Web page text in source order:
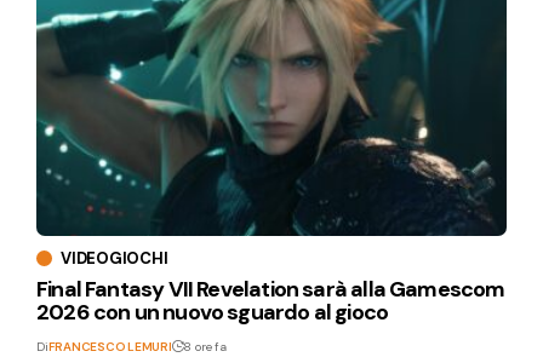
VIDEOGIOCHI
Final Fantasy VII Revelation sarà alla Gamescom
2026 con un nuovo sguardo al gioco
DiFRANCESCO LEMURI 8 ore fa